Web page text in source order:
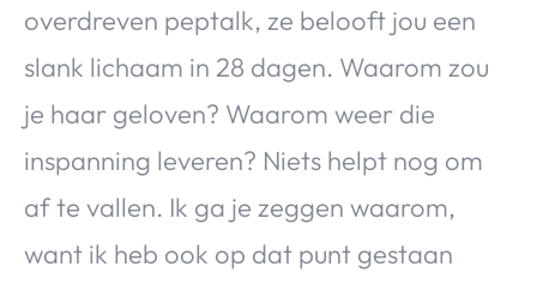
overdreven peptalk, ze belooft jou een
slank lichaam in 28 dagen. Waarom zou
je haar geloven? Waarom weer die
inspanning leveren? Niets helpt nog om
af te vallen. Ik ga je zeggen waarom,
want ik heb ook op dat punt gestaan